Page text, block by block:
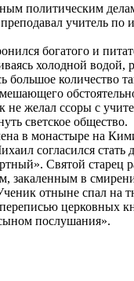
политическим
учитель
богатого и
холодной водой,
количество
желал ссоры с
светское общество.
в монастыре на
согласился
Святой старец
закаленным в
отныне спал на
церковных
послушания».